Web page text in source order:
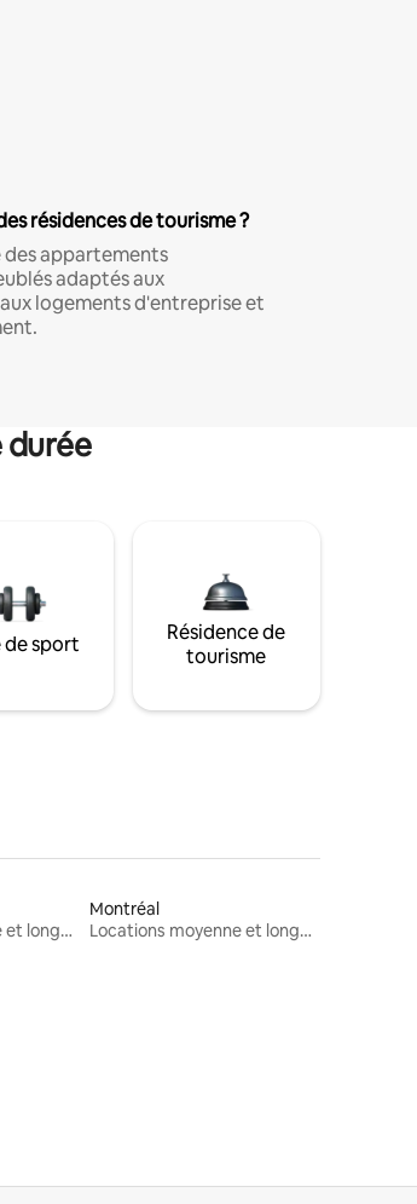
résidences de tourisme ?
appartements
adaptés aux
logements d'entreprise et
durée
de sport
Résidence de
tourisme
Locations moyenne et longue durée
Montréal
Locations moyenne et longue durée